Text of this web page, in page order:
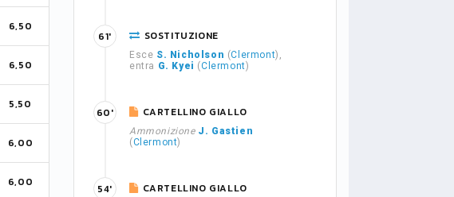
6,50
6,50
5,50
6,00
6,00
SOSTITUZIONE
Esce S. Nicholson (Clermont),
entra G. Kyei (Clermont)
61'
CARTELLINO GIALLO
Ammonizione J. Gastien
(Clermont)
60'
CARTELLINO GIALLO
54'